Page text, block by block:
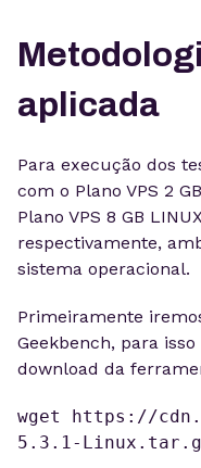
aplicada
Para execução dos
com o Plano VPS 2
Plano VPS 8 GB
respectivamente,
sistema operacional.
Primeiramente
Geekbench, para
download da
wget https://
5.3.1-